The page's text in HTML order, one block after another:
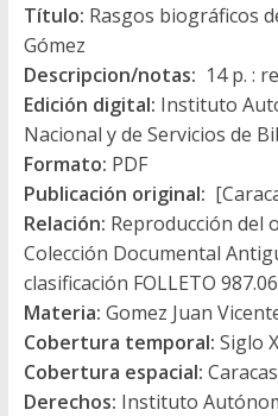
Título: Rasgos biográficos
Gómez
Descripcion/notas: 14 p. :
Edición digital: Instituto
Nacional y de Servicios de
Formato: PDF
Publicación original:
Relación: Reproducción del
Colección Documental
clasificación FOLLETO
Materia: Gomez Juan
Cobertura temporal: Siglo
Cobertura espacial:
Derechos: Instituto